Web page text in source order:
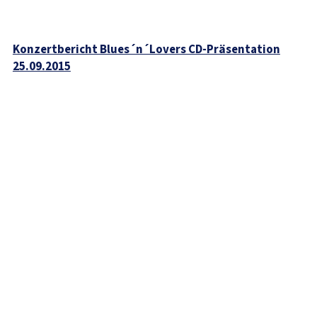
Konzertbericht Blues´n´Lovers CD-Präsentation
25.09.2015